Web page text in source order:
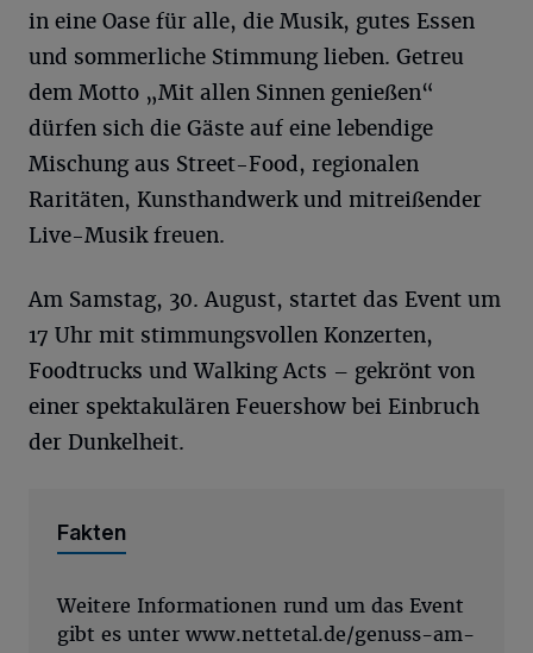
in eine Oase für alle, die Musik, gutes Essen
und sommerliche Stimmung lieben. Getreu
dem Motto „Mit allen Sinnen genießen“
dürfen sich die Gäste auf eine lebendige
Mischung aus Street-Food, regionalen
Raritäten, Kunsthandwerk und mitreißender
Live-Musik freuen.
Am Samstag, 30. August, startet das Event um
17 Uhr mit stimmungsvollen Konzerten,
Foodtrucks und Walking Acts – gekrönt von
einer spektakulären Feuershow bei Einbruch
der Dunkelheit.
Fakten
Weitere Informationen rund um das Event
gibt es unter www.nettetal.de/genuss-am-